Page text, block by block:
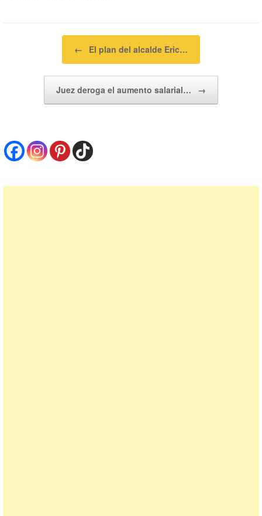
← El plan del alcalde Eric…
Juez deroga el aumento salarial… →